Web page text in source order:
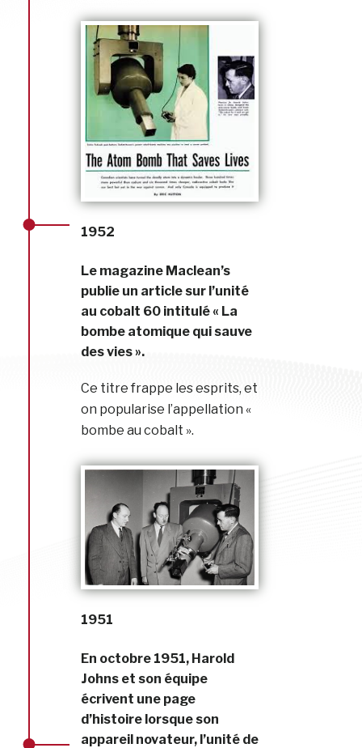
1952
Le magazine Maclean’s
publie un article sur l’unité
au cobalt 60 intitulé « La
bombe atomique qui sauve
des vies ».
Ce titre frappe les esprits, et
on popularise l’appellation «
bombe au cobalt ».
1951
En octobre 1951, Harold
Johns et son équipe
écrivent une page
d’histoire lorsque son
appareil novateur, l’unité de